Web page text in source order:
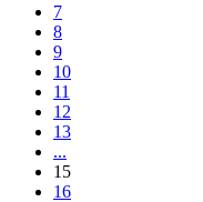
7
8
9
10
11
12
13
...
15
16